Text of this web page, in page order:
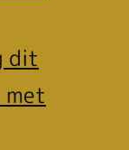
dit
met